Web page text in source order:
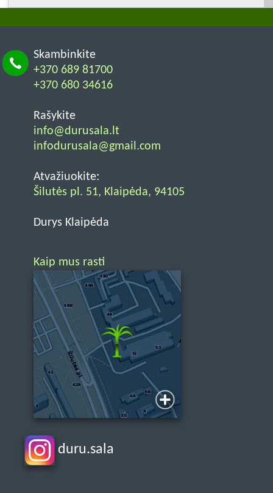
Skambinkite
+370 689 81700
+370 680 34616
Rašykite
info@durusala.lt
infodurusala@gmail.com
Atvažiuokite:
Šilutės pl. 51, Klaipėda, 94105
Durys Klaipėda
Kaip mus rasti
duru.sala